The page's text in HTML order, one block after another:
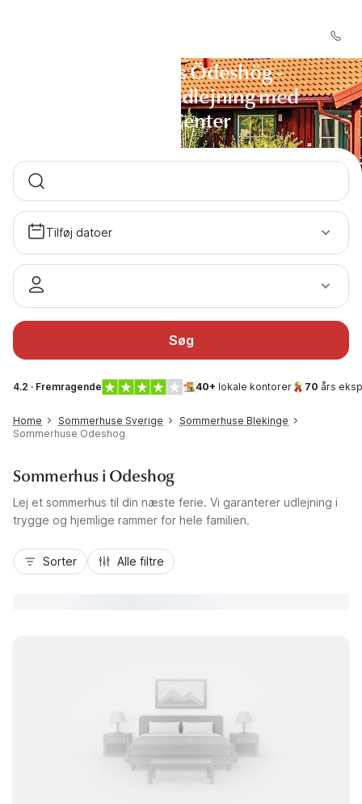
Sommerhus Ödeshög -
Sommerhusudlejning med
DanCenter
Tilføj datoer
Søg
4.2 · Fremragende 40+ lokale kontorer 70 års
Home Sommerhuse Sverige
Sommerhuse Blekinge
Sommerhuse Odeshog
Sommerhus i Odeshog
Lej et sommerhus til din næste ferie. Vi garanterer udlejning i
trygge og hjemlige rammer for hele familien.
Sorter Alle filtre